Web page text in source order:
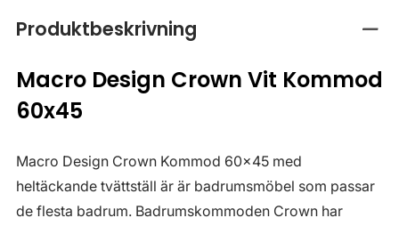
Produktbeskrivning
Macro Design Crown Vit Kommod
60x45
Macro Design Crown Kommod 60x45 med
heltäckande tvättställ är är badrumsmöbel som passar
de flesta badrum. Badrumskommoden Crown har